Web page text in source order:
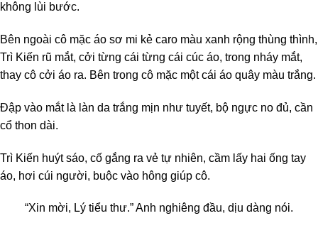
không lùi bước.
Bên ngoài cô mặc áo sơ mi kẻ caro màu xanh rộng thùng thình,
Trì Kiến rũ mắt, cởi từng cái từng cái cúc áo, trong nháy mắt,
thay cô cởi áo ra. Bên trong cô mặc một cái áo quây màu trắng.
Đập vào mắt là làn da trắng mịn như tuyết, bộ ngực no đủ, cần
cổ thon dài.
Trì Kiến huýt sáo, cố gắng ra vẻ tự nhiên, cầm lấy hai ống tay
áo, hơi cúi người, buộc vào hông giúp cô.
“Xin mời, Lý tiểu thư.” Anh nghiêng đầu, dịu dàng nói.